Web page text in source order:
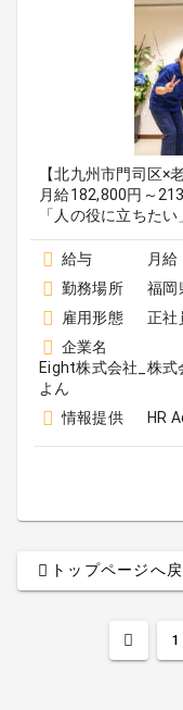
【北九州市門司区×
月給182,800円～
「人の役に立ちた
給与
月
勤務場所
福岡
雇用形態
正社
企業名
Eight株式会社_株
よん
情報提供
HR
トップページへ
1